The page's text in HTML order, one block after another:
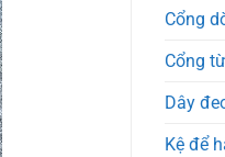
Cổng
Cổng
Dây
Kệ để